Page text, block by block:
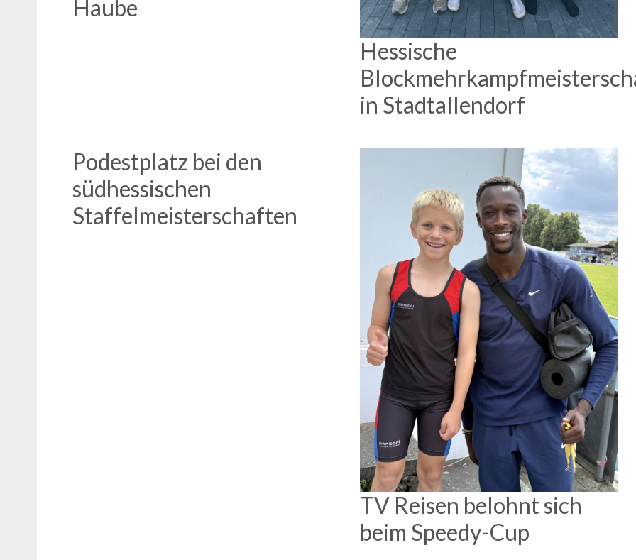
Haube
Hessische
in Stadtallendorf
Podestplatz bei den
südhessischen
Staffelmeisterschaften
TV Reisen belohnt sich
beim Speedy-Cup